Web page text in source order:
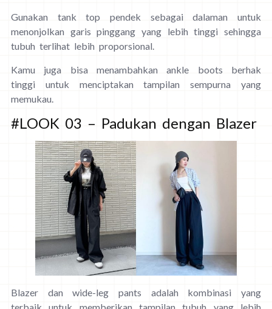
Gunakan tank top pendek sebagai dalaman untuk
menonjolkan garis pinggang yang lebih tinggi sehingga
tubuh terlihat lebih proporsional.
Kamu juga bisa menambahkan ankle boots berhak
tinggi untuk menciptakan tampilan sempurna yang
memukau.
#LOOK 03 – Padukan dengan Blazer
Blazer dan wide-leg pants adalah kombinasi yang